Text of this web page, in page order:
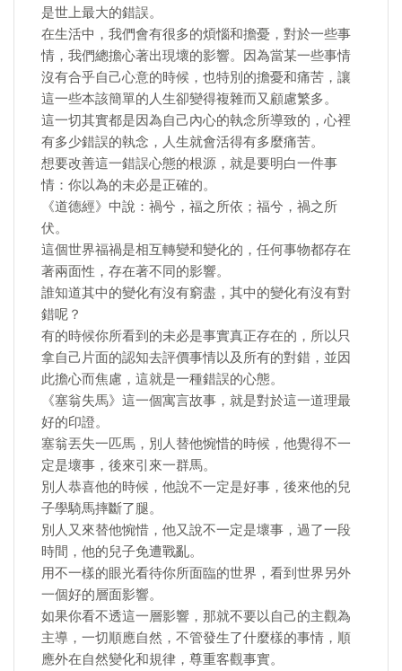
是世上最大的錯誤。
在生活中，我們會有很多的煩惱和擔憂，對於一些事
情，我們總擔心著出現壞的影響。因為當某一些事情
沒有合乎自己心意的時候，也特別的擔憂和痛苦，讓
這一些本該簡單的人生卻變得複雜而又顧慮繁多。
這一切其實都是因為自己內心的執念所導致的，心裡
有多少錯誤的執念，人生就會活得有多麼痛苦。
想要改善這一錯誤心態的根源，就是要明白一件事
情：你以為的未必是正確的。
《道德經》中說：禍兮，福之所依；福兮，禍之所
伏。
這個世界福禍是相互轉變和變化的，任何事物都存在
著兩面性，存在著不同的影響。
誰知道其中的變化有沒有窮盡，其中的變化有沒有對
錯呢？
有的時候你所看到的未必是事實真正存在的，所以只
拿自己片面的認知去評價事情以及所有的對錯，並因
此擔心而焦慮，這就是一種錯誤的心態。
《塞翁失馬》這一個寓言故事，就是對於這一道理最
好的印證。
塞翁丟失一匹馬，別人替他惋惜的時候，他覺得不一
定是壞事，後來引來一群馬。
別人恭喜他的時候，他說不一定是好事，後來他的兒
子學騎馬摔斷了腿。
別人又來替他惋惜，他又說不一定是壞事，過了一段
時間，他的兒子免遭戰亂。
用不一樣的眼光看待你所面臨的世界，看到世界另外
一個好的層面影響。
如果你看不透這一層影響，那就不要以自己的主觀為
主導，一切順應自然，不管發生了什麼樣的事情，順
應外在自然變化和規律，尊重客觀事實。